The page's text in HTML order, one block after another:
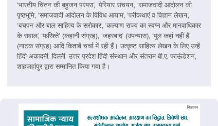
‘भारतीय चिंतन की बहुजन परंपरा’, ‘पेरियार संचयन’, ‘समाजवादी आंदोलन की
पृष्ठभूमि’, ‘समाजवादी आंदोलन के विविध आयाम’, ‘परीकथाएं व विज्ञान लेखन’,
‘बचपन और बाल साहित्य के सरोकार’, ‘कल्याण राज्य का स्वप्न और मानवाधिकार
के सवाल’, ‘फरिश्ते’ (कहानी संग्रह), ‘जहरबाद’ (उपन्यास), ‘पुल कहां नहीं है’
(नाटक संग्रह) आदि किताबें चर्चा में रही हैं। उत्कृष्ट साहित्य लेखन के लिए उन्हें
हिंदी अकादमी, दिल्ली, उत्तर प्रदेश हिंदी संस्थान और संतराम बी.ए. फाऊंडेशन,
शाहजहांपुर द्वारा सम्मानित किया गया है।